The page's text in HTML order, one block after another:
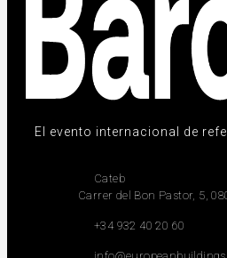
El evento internacional de
Cateb
Carrer del Bon Pastor, 5,
+34 932 40 20 60